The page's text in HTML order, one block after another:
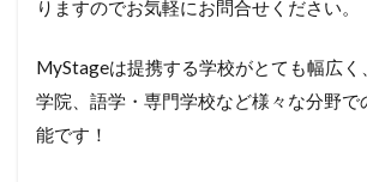
りますのでお気軽にお問合せください。
MyStageは提携する学校がとても幅広
学院、語学・専門学校など様々な分野で
能です！